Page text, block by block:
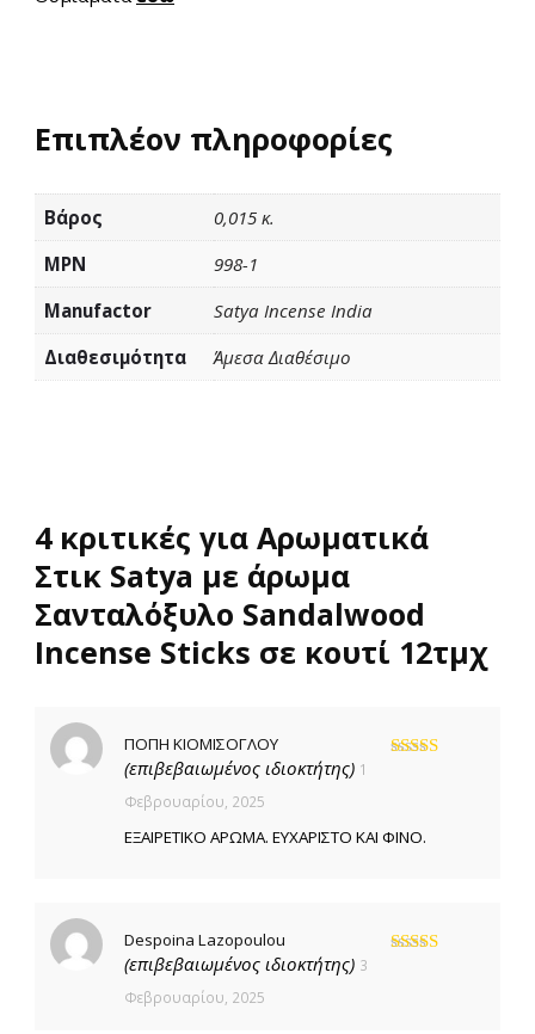
Επιπλέον πληροφορίες
Βάρος
0,015 κ.
MPN
998-1
Manufactor
Satya Incense India
Διαθεσιμότητα
Άμεσα Διαθέσιμο
4 κριτικές για Αρωματικά
Στικ Satya με άρωμα
Σανταλόξυλο Sandalwood
Incense Sticks σε κουτί 12τμχ
ΠΟΠΗ ΚΙΟΜΙΣΟΓΛΟΥ
(επιβεβαιωμένος ιδιοκτήτης) 1
Φεβρουαρίου, 2025
ΕΞΑΙΡΕΤΙΚΟ ΑΡΩΜΑ. ΕΥΧΑΡΙΣΤΟ ΚΑΙ ΦΙΝΟ.
Despoina Lazopoulou
(επιβεβαιωμένος ιδιοκτήτης) 3
Φεβρουαρίου, 2025